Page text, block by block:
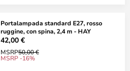
Portalampada standard E27, rosso
ruggine, con spina, 2,4 m - HAY
42,00 €
MSRP50,00 €
MSRP -16%